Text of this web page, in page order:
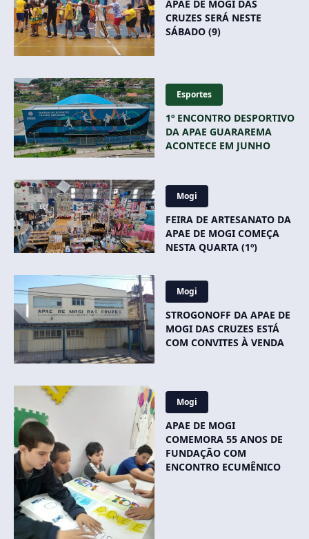
APAE DE MOGI DAS
CRUZES SERÁ NESTE
SÁBADO (9)
Esportes
1º ENCONTRO DESPORTIVO
DA APAE GUARAREMA
ACONTECE EM JUNHO
Mogi
FEIRA DE ARTESANATO DA
APAE DE MOGI COMEÇA
NESTA QUARTA (1º)
Mogi
STROGONOFF DA APAE DE
MOGI DAS CRUZES ESTÁ
COM CONVITES À VENDA
Mogi
APAE DE MOGI
COMEMORA 55 ANOS DE
FUNDAÇÃO COM
ENCONTRO ECUMÊNICO